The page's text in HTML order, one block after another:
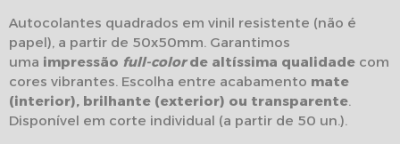
Autocolantes quadrados em vinil resistente (não é
papel), a partir de 50x50mm. Garantimos
uma impressão full-colorde altíssima qualidade com
cores vibrantes. Escolha entre acabamento mate
(interior), brilhante (exterior) ou transparente.
Disponível em corte individual (a partir de 50 un.).